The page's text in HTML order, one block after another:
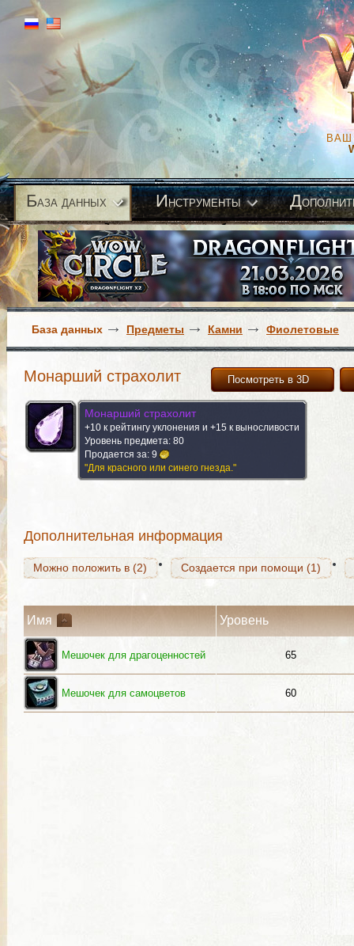
ВАШ
База данных Инструменты Д
База данных Предметы Камни Фиолетовые
Посмотреть в 3D
Монарший страхолит
Монарший страхолит
+10 к рейтингу уклонения и +15 к выносливости
Уровень предмета: 80
Продается за: 9
"Для красного или синего гнезда."
Дополнительная информация
Можно положить в (2) Создается при помощи (1)
Можно положить в (2) Создается при помощи (1)
Имя Уровень
Мешочек для драгоценностей 65
Мешочек для самоцветов 60